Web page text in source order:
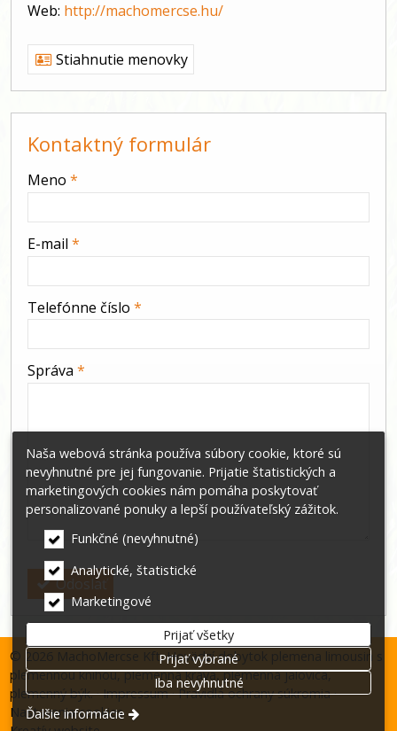
Web: http://machomercse.hu/
Stiahnutie menovky
Kontaktný formulár
-
-
-
Meno *
E-mail *
Telefónne číslo *
Správa *
Odoslať
© 2026 MachoMercse Kft. Hovädzí dobytok plemena limousin s
plemennou knihou, plemenná krava, plemenná jalovica,
plemenný býk. Impressum Pravidlá ochrany súkromia
Nastavenia cookies
Naša webová stránka používa súbory cookie, ktoré sú
nevyhnutné pre jej fungovanie. Prijatie štatistických a
marketingových cookies nám pomáha poskytovať
personalizované ponuky a lepší používateľský zážitok.
Funkčné (nevyhnutné)
Analytické, štatistické
Marketingové
Prijať všetky
Prijať vybrané
Iba nevyhnutné
Ďalšie informácie